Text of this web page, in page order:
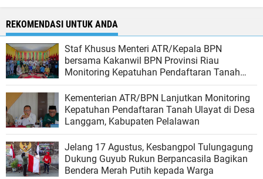
REKOMENDASI UNTUK ANDA
Staf Khusus Menteri ATR/Kepala BPN
bersama Kakanwil BPN Provinsi Riau
Monitoring Kepatuhan Pendaftaran Tanah
Ulayat di Kubu, Rokan Hilir
Kementerian ATR/BPN Lanjutkan Monitoring
Kepatuhan Pendaftaran Tanah Ulayat di Desa
Langgam, Kabupaten Pelalawan
Jelang 17 Agustus, Kesbangpol Tulungagung
Dukung Guyub Rukun Berpancasila Bagikan
Bendera Merah Putih kepada Warga